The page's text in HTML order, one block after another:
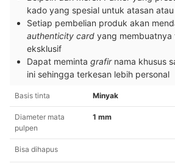
kado yang spesial untuk atasan
Setiap pembelian produk akan
authenticity card yang membuatnya
eksklusif
Dapat meminta grafirnama khusus
ini sehingga terkesan lebih personal
Basis tinta Minyak
Diameter mata
pulpen
1 mm
Bisa dihapus